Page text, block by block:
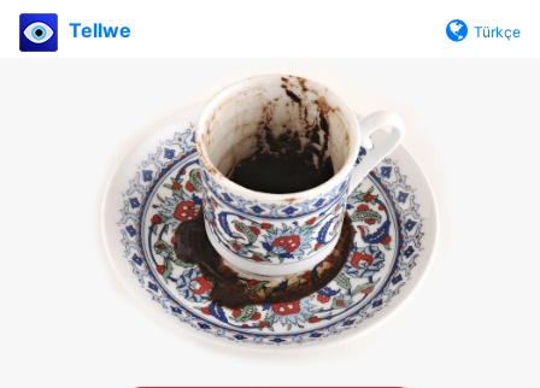
Tellwe Türkçe